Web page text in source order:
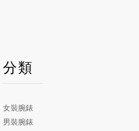
分類
女裝腕錶
男裝腕錶